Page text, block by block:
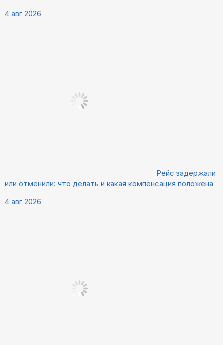
4 авг 2026
Рейс задержали
или отменили: что делать и какая компенсация положена
4 авг 2026